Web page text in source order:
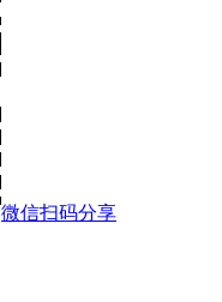
微信扫码分享